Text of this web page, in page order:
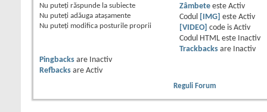
Nu puteţi răspunde la subiecte
Nu puteţi adăuga ataşamente
Nu puteţi modifica posturile proprii
Zâmbeteeste Activ
Codul
[IMG] este Activ
[VIDEO] code is Activ
Codul HTML este
Inactiv
Trackbacksare
Inactiv
Pingbacks are
Inactiv
Refbacks are Activ
Reguli Forum